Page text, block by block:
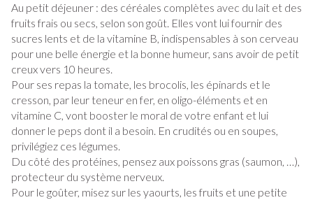
Au petit déjeuner : des céréales complètes avec du lait et des
fruits frais ou secs, selon son goût. Elles vont lui fournir des
sucres lents et de la vitamine B, indispensables à son cerveau
pour une belle énergie et la bonne humeur, sans avoir de petit
creux vers 10 heures.
Pour ses repas la tomate, les brocolis, les épinards et le
cresson, par leur teneur en fer, en oligo-éléments et en
vitamine C, vont booster le moral de votre enfant et lui
donner le peps dont il a besoin. En crudités ou en soupes,
privilégiez ces légumes.
Du côté des protéines, pensez aux poissons gras (saumon, …),
protecteur du système nerveux.
Pour le goûter, misez sur les yaourts, les fruits et une petite